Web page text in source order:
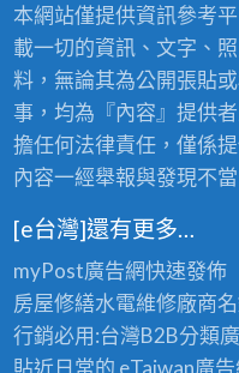
本網站僅提供資訊參考
載一切的資訊、文字、
料，無論其為公開張貼
事，均為『內容』提供
擔任何法律責任，僅係
內容一經舉報與發現不
[e台灣]還有更多…
myPost廣告網快速發佈
房屋修繕水電維修廠商
行銷必用:台灣B2B分類
貼近日常的 eTaiwan廣告